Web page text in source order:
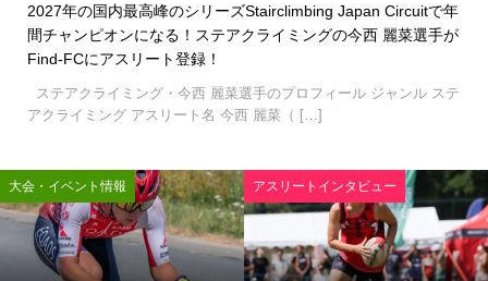
2027年の国内最高峰のシリーズStairclimbing Japan Circuitで年
間チャンピオンになる！ステアクライミングの今西 麗菜選手が
Find-FCにアスリート登録！
ステアクライミング・今西 麗菜選手のプロフィール ジャンル ステ
アクライミング アスリート名 今西 麗菜（ […]
大会・イベント情報 アスリートインタビュー